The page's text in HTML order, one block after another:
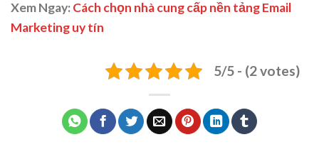
Xem Ngay:Cách chọn nhà cung cấp nền tảng Email
Marketing uy tín
5/5 - (2 votes)